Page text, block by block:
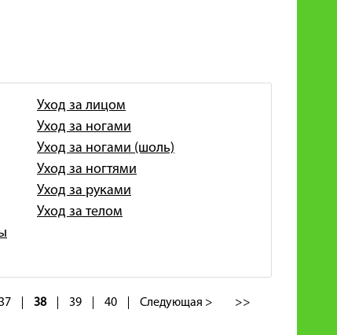
Уход за лицом
Уход за ногами
Уход за ногами (шоль)
Уход за ногтями
Уход за руками
Уход за телом
38 39 40 Следующая > >>